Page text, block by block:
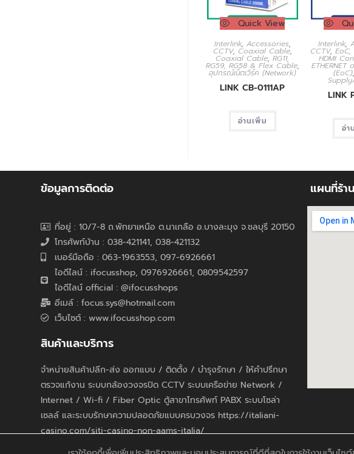
Quick View
Interlink, Accessories,
CCTV, Coaxial Cable,
Coaxial Cable,RG11,
RG59, RG58 & Flex Cable,
อุปกรณ์เน็ตเวิร์ค (Network)
LINK CB-0111AP
อ่านเพิ่ม
Interlink,
CCTV,EoC,
HDMI
ETHERNET
(EoC)
LINK
อ่า
ข้อมูลการติดต่อ
ที่อยู่ : 10/7-8 ถ.พัทยาเหนือ ต.นาเกลือ อ.บางละมุง จ.ชลบุรี 20150
โทรศัพท์บ้าน : 038-421141, 038-421132
เบอร์มือถือ : 063-1963553, 097-6926661
ไอดีไลน์ : ifocusshop, 0976926661, 0809542597
ไอดีไลน์ official : @ifocusshops
อีเมล์ : focus.sys@hotmail.com
เว็บไซต์ : www.ifocusshop.com
สินค้าและบริการ
จำหน่ายสินค้าปลีก-ส่ง ออกแบบ / ติดตั้ง / บำรุงรักษา / ให้คำปรึกษา
ตรวจแก้งาน ระบบกล้องวงจรปิด CCTV ระบบเครือข่าย Network /
Internet / Wi-fi / Fiber Optic ตู้สาขาโทรศัพท์ PABX ระบบโซล่า
เซลล์ และระบบรักษาความปลอดภัยแบบครบวงจร https://italiani-
casino.com/siti-casino-non-aams-italia/
แผนที่ร้า